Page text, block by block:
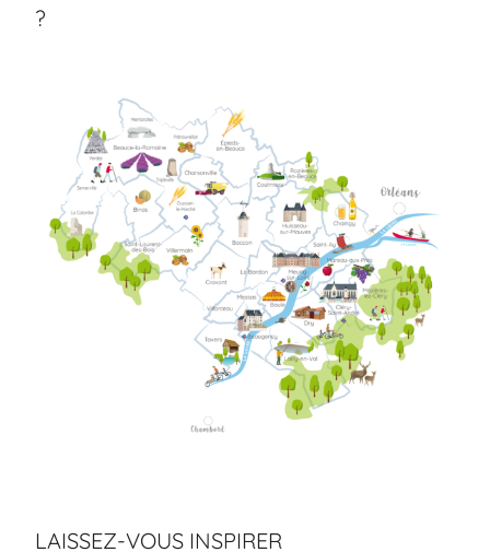
?
LAISSEZ-VOUS INSPIRER